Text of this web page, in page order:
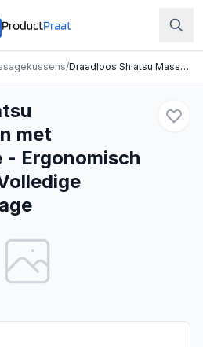
/ Draadloos Shiatsu Massagekussen met Warmtefunctie - Ergonomisch Ontwerp voor Volledige Lichaamsmassage
met
Ergonomisch